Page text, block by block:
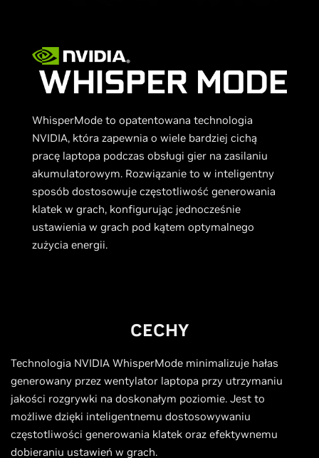
WhisperMode to opatentowana technologia
NVIDIA, która zapewnia o wiele bardziej cichą
pracę laptopa podczas obsługi gier na zasilaniu
akumulatorowym. Rozwiązanie to w inteligentny
sposób dostosowuje częstotliwość generowania
klatek w grach, konfigurując jednocześnie
ustawienia w grach pod kątem optymalnego
zużycia energii.
CECHY
Technologia NVIDIA WhisperMode minimalizuje hałas
generowany przez wentylator laptopa przy utrzymaniu
jakości rozgrywki na doskonałym poziomie. Jest to
możliwe dzięki inteligentnemu dostosowywaniu
częstotliwości generowania klatek oraz efektywnemu
dobieraniu ustawień w grach.